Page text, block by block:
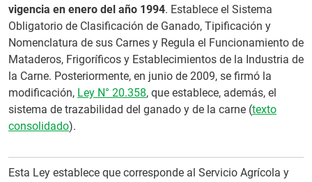
vigencia en enero del año 1994. Establece el Sistema
Obligatorio de Clasificación de Ganado, Tipificación y
Nomenclatura de sus Carnes y Regula el Funcionamiento de
Mataderos, Frigoríficos y Establecimientos de la Industria de
la Carne. Posteriormente, en junio de 2009, se firmó la
modificación, Ley N° 20.358, que establece, además, el
sistema de trazabilidad del ganado y de la carne (texto
consolidado).
Esta Ley establece que corresponde al Servicio Agrícola y